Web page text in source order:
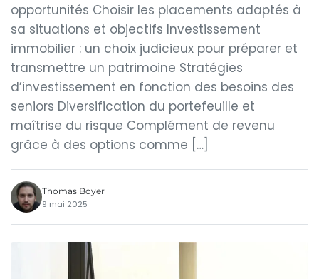
opportunités Choisir les placements adaptés à
sa situations et objectifs Investissement
immobilier : un choix judicieux pour préparer et
transmettre un patrimoine Stratégies
d’investissement en fonction des besoins des
seniors Diversification du portefeuille et
maîtrise du risque Complément de revenu
grâce à des options comme […]
Thomas Boyer
9 mai 2025